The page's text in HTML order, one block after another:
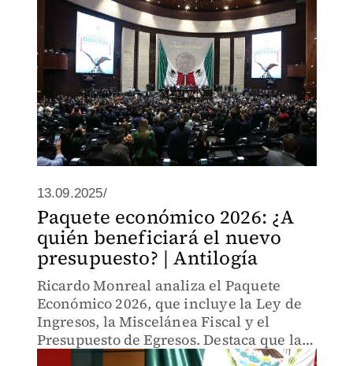
13.09.2025/
Paquete económico 2026: ¿A
quién beneficiará el nuevo
presupuesto? | Antilogía
Ricardo Monreal analiza el Paquete
Económico 2026, que incluye la Ley de
Ingresos, la Miscelánea Fiscal y el
Presupuesto de Egresos. Destaca que la
propuesta de la presidenta Sheinbaum